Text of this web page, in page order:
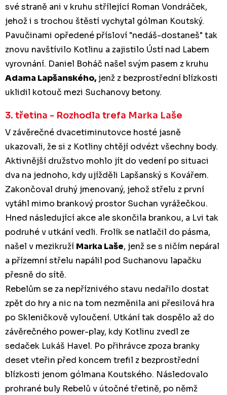
své straně ani v kruhu střílející Roman Vondráček,
jehož i s trochou štěstí vychytal gólman Koutský.
Pavučinami opředené přísloví "nedáš-dostaneš" tak
znovu navštívilo Kotlinu a zajistilo Ústí nad Labem
vyrovnání. Daniel Boháč našel svým pasem z kruhu
Adama Lapšanského, jenž z bezprostřední blízkosti
uklidil kotouč mezi Suchanovy betony.
3. třetina - Rozhodla trefa Marka Laše
V závěrečné dvacetiminutovce hosté jasně
ukazovali, že si z Kotliny chtějí odvézt všechny body.
Aktivnější družstvo mohlo jít do vedení po situaci
dva na jednoho, kdy ujížděli Lapšanský s Kovářem.
Zakončoval druhý jmenovaný, jehož střelu z první
vytáhl mimo brankový prostor Suchan vyrážečkou.
Hned následující akce ale skončila brankou, a Lvi tak
podruhé v utkání vedli. Frolík se natlačil do pásma,
našel v mezikruží Marka Laše, jenž se s ničím nepáral
a přízemní střelu napálil pod Suchanovu lapačku
přesně do sítě.
Rebelům se za nepříznivého stavu nedařilo dostat
zpět do hry a nic na tom nezměnila ani přesilová hra
po Skleničkově vyloučení. Utkání tak dospělo až do
závěrečného power-play, kdy Kotlinu zvedl ze
sedaček Lukáš Havel. Po přihrávce zpoza branky
deset vteřin před koncem trefil z bezprostřední
blízkosti jenom gólmana Koutského. Následovalo
prohrané buly Rebelů v útočné třetině, po němž